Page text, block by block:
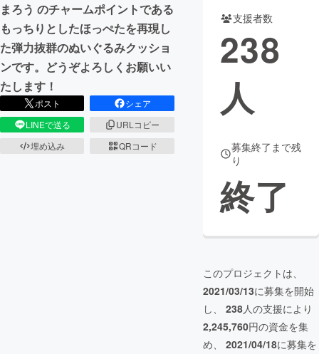
まろう のチャームポイントである
もっちりとしたほっぺたを再現し
た弾力抜群のぬいぐるみクッショ
ンです。どうぞよろしくお願いい
たします！
ポスト
シェア
LINEで送る
URLコピー
埋め込み
QRコード
支援者数
238
人
募集終了まで残
り
終了
このプロジェクトは、
2021/03/13に募集を開始
し、 238人の支援により
2,245,760円の資金を集
め、 2021/04/18に募集を